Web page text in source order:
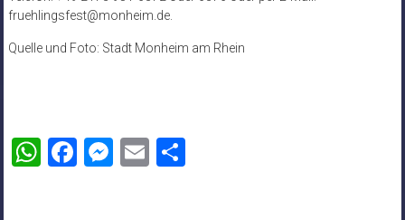
fruehlingsfest@monheim.de.
Quelle und Foto: Stadt Monheim am Rhein
WhatsApp
Facebook
Messenger
Email